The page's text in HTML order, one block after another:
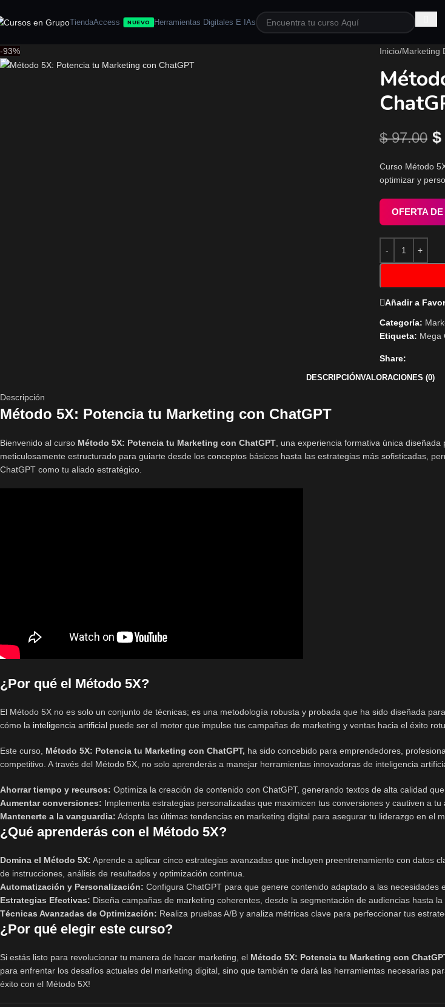
TiendaAccess NUEVO Herramientas Digitales E IAs
-93% Inicio/Marketing
$97.00 $
Curso Método
optimizar y
OFERTA
Añadir a
Categoría:
Etiqueta: Mega
Share:
DESCRIPCIÓNVALORACIONES (0)
Descripción
Método 5X: Potencia tu Marketing con ChatGPT
Bienvenido al curso Método 5X: Potencia tu Marketing con ChatGPT , una experiencia formativa única
meticulosamente estructurado para guiarte desde los conceptos básicos hasta las estrategias más sofisticadas,
ChatGPT como tu aliado estratégico.
¿Por qué el Método 5X?
El Método 5X no es solo un conjunto de técnicas; es una metodología robusta y probada que ha sido diseñada
cómo la inteligencia artificial puede ser el motor que impulse tus campañas de marketing y ventas hacia el éxito
Este curso, Método 5X: Potencia tu Marketing con ChatGPT, ha sido concebido para emprendedores,
competitivo. A través del Método 5X, no solo aprenderás a manejar herramientas innovadoras de inteligencia
Ahorrar tiempo y recursos: Optimiza la creación de contenido con ChatGPT, generando textos de alta calidad
Aumentar conversiones: Implementa estrategias personalizadas que maximicen tus conversiones y cautiven a tu
Mantenerte a la vanguardia: Adopta las últimas tendencias en marketing digital para asegurar tu liderazgo en el
¿Qué aprenderás con el Método 5X?
Domina el Método 5X: Aprende a aplicar cinco estrategias avanzadas que incluyen preentrenamiento con datos
de instrucciones, análisis de resultados y optimización continua.
Automatización y Personalización: Configura ChatGPT para que genere contenido adaptado a las necesidades
Estrategias Efectivas: Diseña campañas de marketing coherentes, desde la segmentación de audiencias hasta
Técnicas Avanzadas de Optimización: Realiza pruebas A/B y analiza métricas clave para perfeccionar tus
¿Por qué elegir este curso?
Si estás listo para revolucionar tu manera de hacer marketing, el Método 5X: Potencia tu Marketing con
para enfrentar los desafíos actuales del marketing digital, sino que también te dará las herramientas necesarias
éxito con el Método 5X!